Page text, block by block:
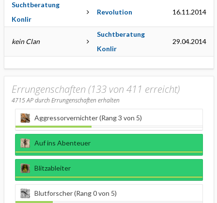
Suchtberatung
Konlir
Revolution 16.11.2014
kein Clan
Suchtberatung
Konlir
29.04.2014
Errungenschaften (133 von 411 erreicht)
4715AP durch Errungenschaften erhalten
Aggressorvernichter (Rang 3 von 5)
Auf ins Abenteuer
Blitzableiter
Blutforscher (Rang 0 von 5)